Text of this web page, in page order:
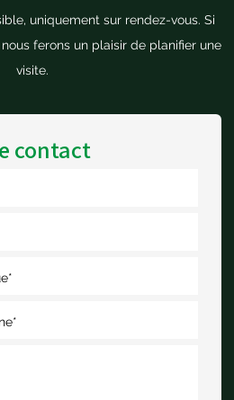
uniquement sur rendez-vous. Si
ferons un plaisir de planifier une
visite.
contact
*
*